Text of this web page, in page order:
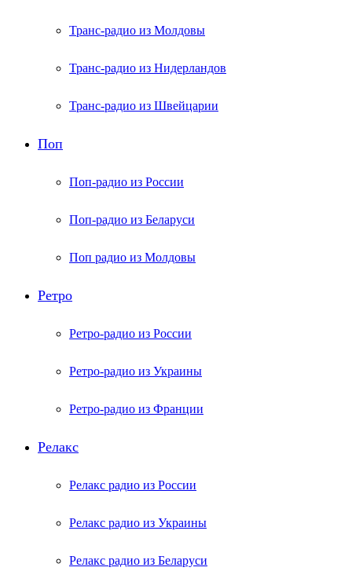
Транс-радио из Молдовы
Транс-радио из Нидерландов
Транс-радио из Швейцарии
Поп
Поп-радио из России
Поп-радио из Беларуси
Поп радио из Молдовы
Ретро
Ретро-радио из России
Ретро-радио из Украины
Ретро-радио из Франции
Релакс
Релакс радио из России
Релакс радио из Украины
Релакс радио из Беларуси